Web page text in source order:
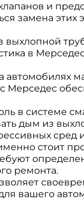
и
замена этих
выхлопной
в
Мерседес
в системе
дым из
сред
стоит
ремонта.
вашего